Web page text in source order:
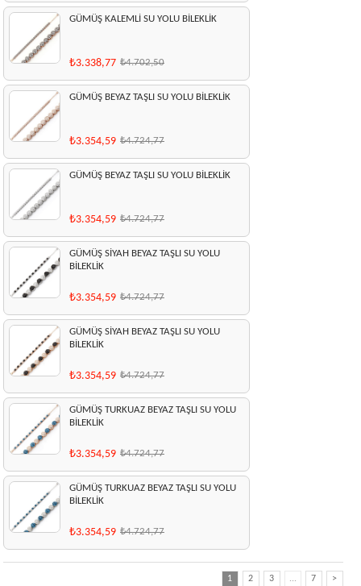
GÜMÜŞ KALEMLİ SU YOLU BİLEKLİK
₺3.338,77 ₺4.702,50
GÜMÜŞ BEYAZ TAŞLI SU YOLU BİLEKLİK
₺3.354,59 ₺4.724,77
GÜMÜŞ BEYAZ TAŞLI SU YOLU BİLEKLİK
₺3.354,59 ₺4.724,77
GÜMÜŞ SİYAH BEYAZ TAŞLI SU YOLU
BİLEKLİK
₺3.354,59 ₺4.724,77
GÜMÜŞ SİYAH BEYAZ TAŞLI SU YOLU
BİLEKLİK
₺3.354,59 ₺4.724,77
GÜMÜŞ TURKUAZ BEYAZ TAŞLI SU YOLU
BİLEKLİK
₺3.354,59 ₺4.724,77
GÜMÜŞ TURKUAZ BEYAZ TAŞLI SU YOLU
BİLEKLİK
₺3.354,59 ₺4.724,77
1 2 3 ... 7 >